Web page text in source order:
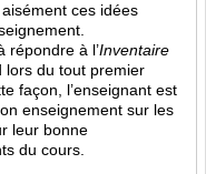
ces idées
répondre à l’Inventaire
lors du tout premier
façon, l’enseignant est
enseignement sur les
leur bonne
du cours.